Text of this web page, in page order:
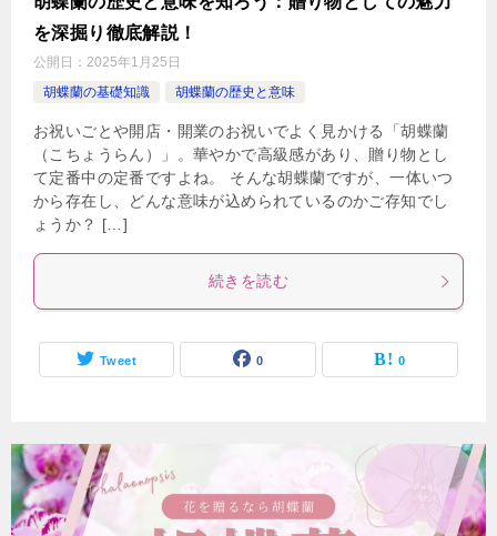
を深掘り徹底解説！
公開日： 2025年1月25日
胡蝶蘭の基礎知識
胡蝶蘭の歴史と意味
お祝いごとや開店・開業のお祝いでよく見かける「胡蝶蘭
（こちょうらん）」。華やかで高級感があり、贈り物とし
て定番中の定番ですよね。 そんな胡蝶蘭ですが、一体いつ
から存在し、どんな意味が込められているのかご存知でし
ょうか？ […]
続きを読む
Tweet 0 0